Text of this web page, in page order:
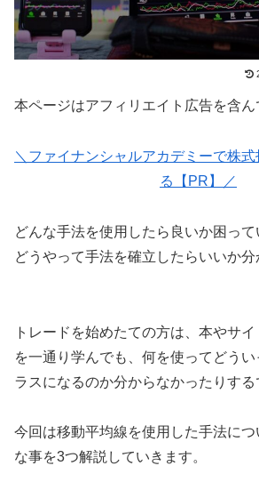
本ページはアフィリエイト広告を含ん
＼ファイナンシャルアカデミーで株
る【PR】／
どんな手法を使用したら良いか困っ
どうやって手法を確立したらいいか
トレードを始めたての方は、本やサ
を一通り学んでも、何を使ってどう
ラスになるのか分からなかったりする
今回は移動平均線を使用した手法につ
な事を3つ解説していきます。